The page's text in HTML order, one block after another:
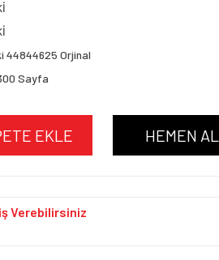
44844625 Orjinal
Sayfa
EKLE HEMEN AL
Verebilirsiniz